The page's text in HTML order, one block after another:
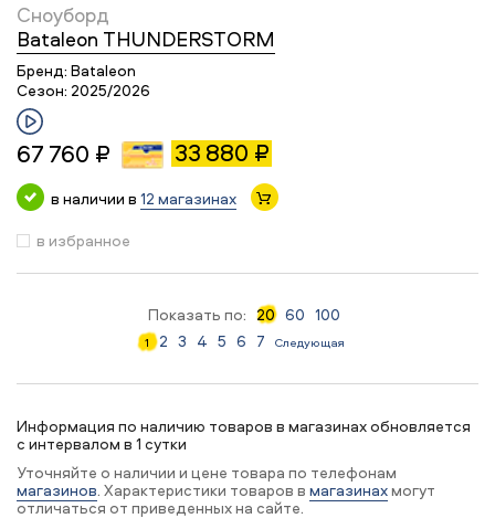
Сноуборд
Bataleon THUNDERSTORM
Бренд: Bataleon
Сезон: 2025/2026
67 760 ₽ 33 880 ₽
в наличии в 12 магазинах
в избранное
Показать по: 20 60 100
1 2 3 4 5 6 7 Следующая
Информация по наличию товаров в магазинах обновляется
с интервалом в 1 сутки
Уточняйте о наличии и цене товара по телефонам
магазинов. Характеристики товаров в магазинахмогут
отличаться от приведенных на сайте.